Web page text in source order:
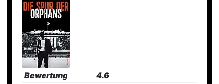
Bewertung
4.6